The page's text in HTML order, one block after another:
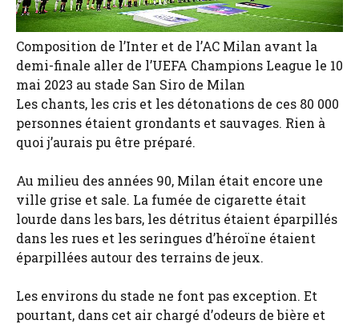
Composition de l’Inter et de l’AC Milan avant la
demi-finale aller de l’UEFA Champions League le 10
mai 2023 au stade San Siro de Milan
Les chants, les cris et les détonations de ces 80 000
personnes étaient grondants et sauvages. Rien à
quoi j’aurais pu être préparé.
Au milieu des années 90, Milan était encore une
ville grise et sale. La fumée de cigarette était
lourde dans les bars, les détritus étaient éparpillés
dans les rues et les seringues d’héroïne étaient
éparpillées autour des terrains de jeux.
Les environs du stade ne font pas exception. Et
pourtant, dans cet air chargé d’odeurs de bière et